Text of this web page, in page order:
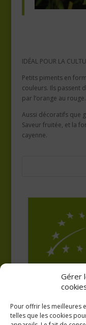
Gérer
Pour offrir les meilleures
telles que les cookies
IDÉAL POUR LA
Petits piments en
couleurs. Ils passent
par l’orange au rouge.
Aussi décoratifs que
Saveur fruitée, et la
cayenne.